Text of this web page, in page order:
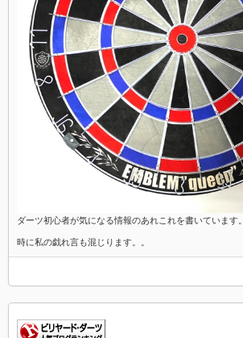
ダーツ初心者が気になる情報のあれこれを書いています。
時に私の戯れ言も混じります。。